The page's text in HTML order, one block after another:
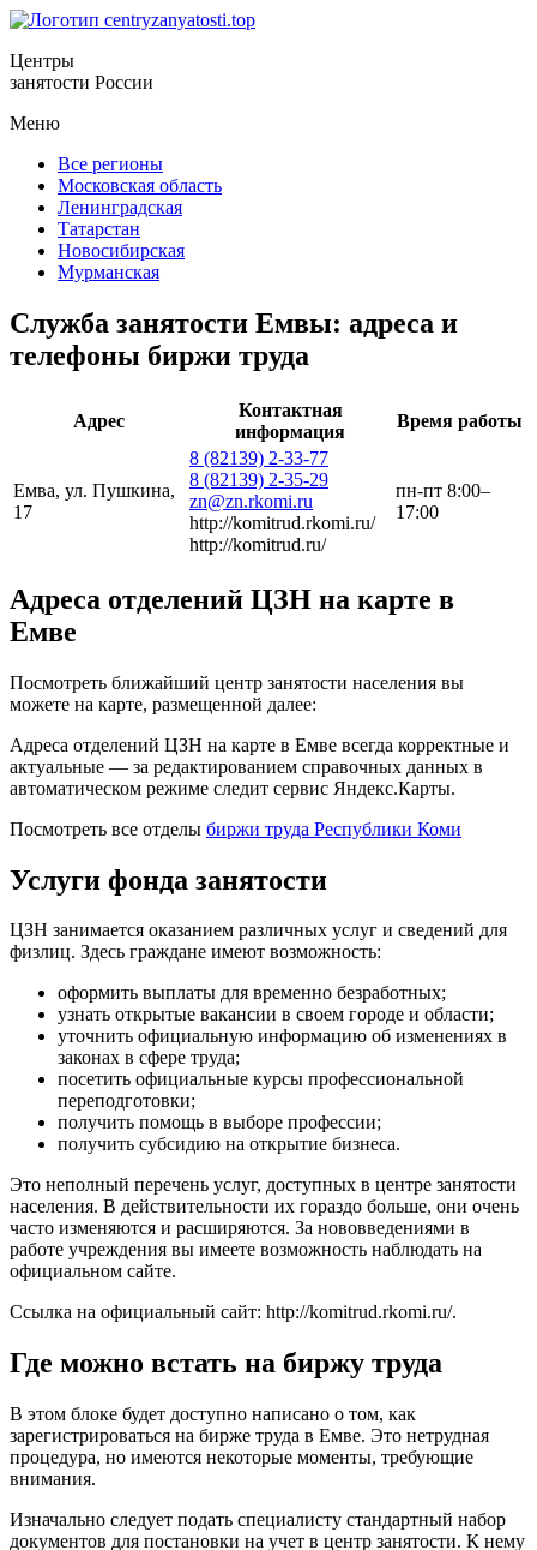
Центры
занятости России
Меню
Все регионы
Московская область
Ленинградская
Татарстан
Новосибирская
Мурманская
Служба занятости Емвы: адреса и
телефоны биржи труда
Адрес
Контактная
информация
Время работы
Емва, ул. Пушкина,
17
8 (82139) 2-33-77
8 (82139) 2-35-29
zn@zn.rkomi.ru
http://komitrud.rkomi.ru/
http://komitrud.ru/
пн-пт 8:00–
17:00
Адреса отделений ЦЗН на карте в
Емве
Посмотреть ближайший центр занятости населения вы
можете на карте, размещенной далее:
Адреса отделений ЦЗН на карте в Емве всегда корректные и
актуальные — за редактированием справочных данных в
автоматическом режиме следит сервис Яндекс.Карты.
Посмотреть все отделы биржи труда Республики Коми
Услуги фонда занятости
ЦЗН занимается оказанием различных услуг и сведений для
физлиц. Здесь граждане имеют возможность:
оформить выплаты для временно безработных;
узнать открытые вакансии в своем городе и области;
уточнить официальную информацию об изменениях в
законах в сфере труда;
посетить официальные курсы профессиональной
переподготовки;
получить помощь в выборе профессии;
получить субсидию на открытие бизнеса.
Это неполный перечень услуг, доступных в центре занятости
населения. В действительности их гораздо больше, они очень
часто изменяются и расширяются. За нововведениями в
работе учреждения вы имеете возможность наблюдать на
официальном сайте.
Ссылка на официальный сайт: http://komitrud.rkomi.ru/.
Где можно встать на биржу труда
В этом блоке будет доступно написано о том, как
зарегистрироваться на бирже труда в Емве. Это нетрудная
процедура, но имеются некоторые моменты, требующие
внимания.
Изначально следует подать специалисту стандартный набор
документов для постановки на учет в центр занятости. К нему